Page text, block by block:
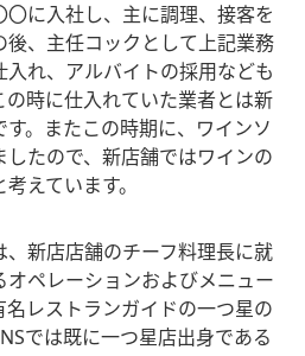
に入社し、主に調理、接客を
、主任コックとして上記業務
れ、アルバイトの採用なども
時に仕入れていた業者とは新
。またこの時期に、ワインソ
たので、新店舗ではワインの
えています。
新店店舗のチーフ料理長に就
ペレーションおよびメニュー
レストランガイドの一つ星の
では既に一つ星店出身である